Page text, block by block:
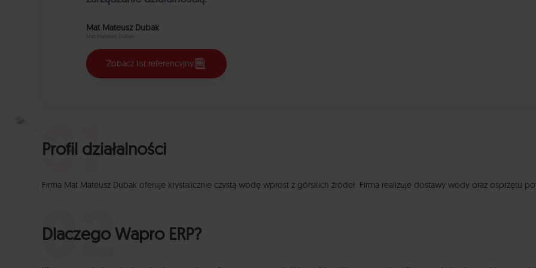
Mat Mateusz Dubak
Zobacz list referencyjny
Profil działalności
Firma Mat Mateusz Dubak oferuje krystalicznie czystą wodę wprost z górskich źródeł. Firma realizuje dostawy wody oraz osprzętu
Dlaczego Wapro ERP?